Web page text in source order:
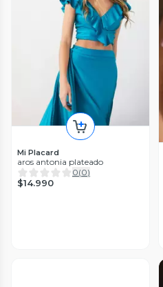
Mi Placard
aros antonia plateado
0(0)
$14.990